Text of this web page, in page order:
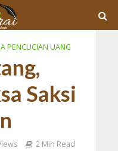
PENCUCIAN UANG
Saksi
2 Min Read